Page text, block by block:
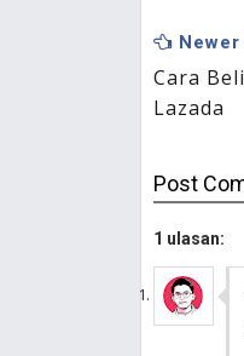
Cara
Lazada
Post
1 ulasan: